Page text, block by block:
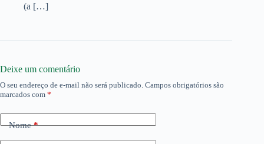
(a […]
Deixe um comentário
O seu endereço de e-mail não será publicado. Campos obrigatórios são
marcados com *
Nome*